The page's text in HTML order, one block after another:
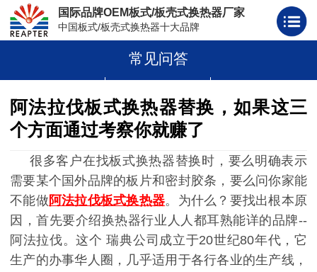
国际品牌OEM板式/板壳式换热器厂家
中国板式/板壳式换热器十大品牌
板壳式换热器
常见问答
阿法拉伐板式换热器替换，如果这三
个方面通过考察你就赚了
很多客户在找板式换热器替换时，要么明确表示
需要某个国外品牌的板片和密封胶条，要么问你家能
不能做 阿法拉伐板式换热器。为什么？要找出根本原
因，首先要介绍换热器行业人人都耳熟能详的品牌--
阿法拉伐。这个瑞典公司成立于20世纪80年代，它
生产的办事华人圈，几乎适用于各行各业的生产线，